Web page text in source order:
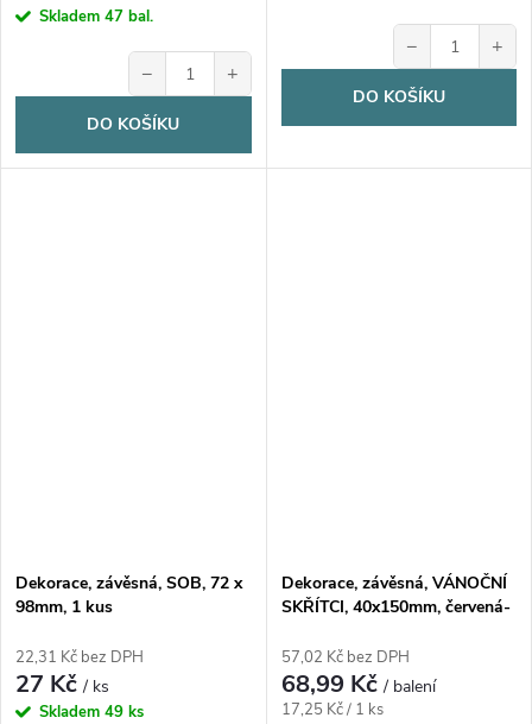
cena:Skladem 47 bal.
− +
DO KOŠÍKU
− +
DO KOŠÍKU
Dekorace, závěsná, SOB, 72 x
98mm, 1 kus
22,31 Kč bez DPH
27 Kč/ ks
Skladem 49 ks
Dekorace, závěsná, VÁNOČNÍ
SKŘÍTCI, 40x150mm, červená-
57,02 Kč bez DPH
68,99 Kč/ balení
Měrná
17,25 Kč / 1 ks